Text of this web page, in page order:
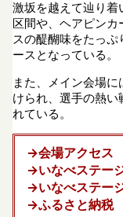
激坂を越えて辿り着
区間や、ヘアピン
スの醍醐味をたっぷ
ースとなっている。
また、メイン会場
けられ、選手の熱い
れている。
→会場アクセス
→いなべステー
→いなべステー
→ふるさと納税